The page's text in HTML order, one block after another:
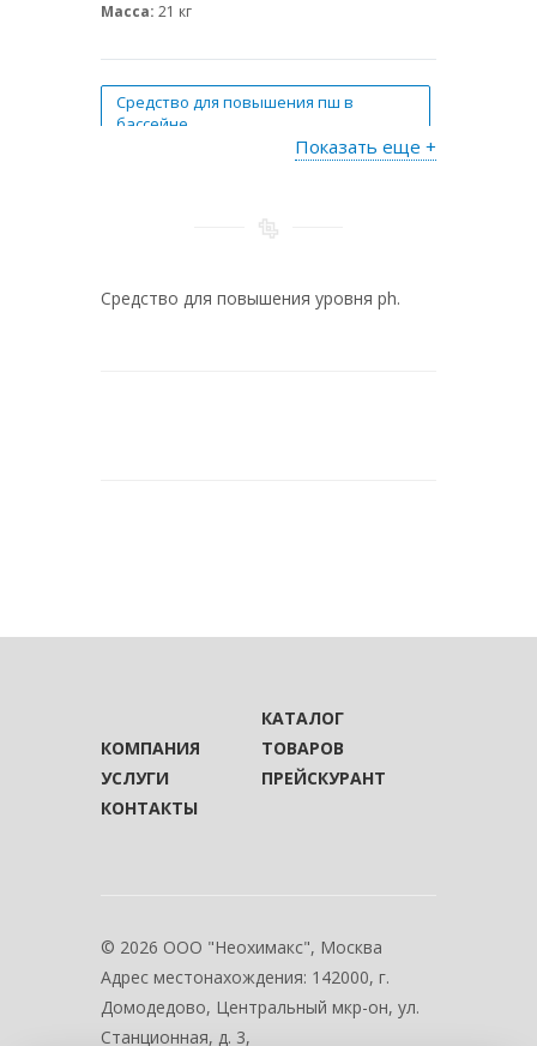
Масса: 21 кг
Средство для повышения пш в
бассейне
Средство для повышения ph в
Раствор гидроксида натрия
Показать еще +
Средство для повышения уровня ph.
КОМПАНИЯ
КАТАЛОГ
ТОВАРОВ
УСЛУГИ
ПРЕЙСКУРАНТ
КОНТАКТЫ
© 2026 ООО "Неохимакс", Москва
Адрес местонахождения: 142000, г.
Домодедово, Центральный мкр-он, ул.
Станционная, д. 3,